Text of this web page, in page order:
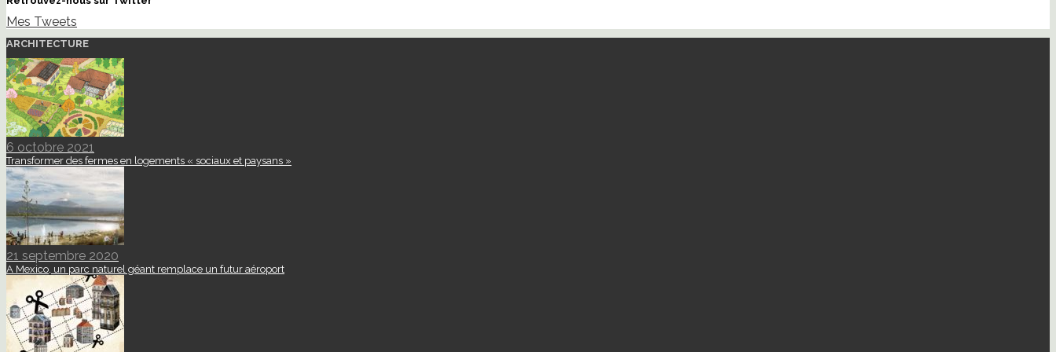
Mes Tweets
ARCHITECTURE
6 octobre 2021
Transformer des fermes en logements « sociaux et paysans »
21 septembre 2020
A Mexico, un parc naturel géant remplace un futur aéroport